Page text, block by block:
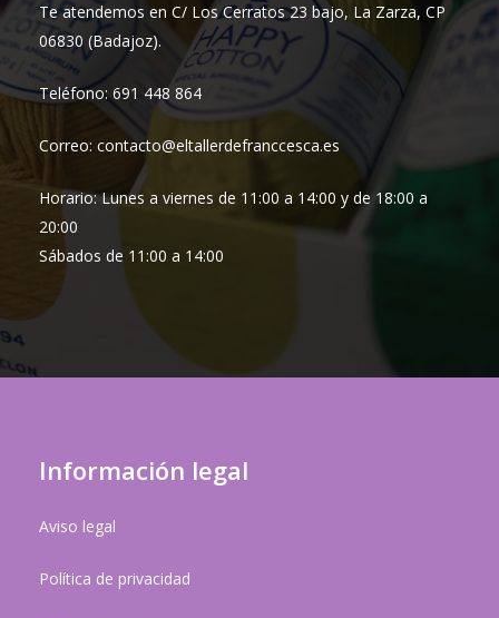
Te atendemos en C/ Los Cerratos 23 bajo, La Zarza, CP
06830 (Badajoz).
Teléfono: 691 448 864
Correo: contacto@eltallerdefranccesca.es
Horario: Lunes a viernes de 11:00 a 14:00 y de 18:00 a
20:00
Sábados de 11:00 a 14:00
Información legal
Aviso legal
Política de privacidad